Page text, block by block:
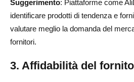
Suggerimento: Piattaforme come
identificare prodotti di tendenza e
valutare meglio la domanda del
fornitori.
3. Affidabilità del